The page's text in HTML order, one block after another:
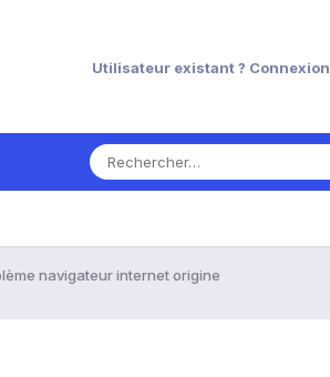
Utilisateur existant ? Connexion
navigateur internet origine